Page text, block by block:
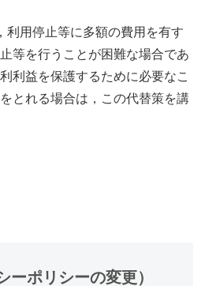
利用停止等に多額の費用を有す
等を行うことが困難な場合であ
利益を保護するために必要なこ
とれる場合は，この代替策を講
ーポリシーの変更）